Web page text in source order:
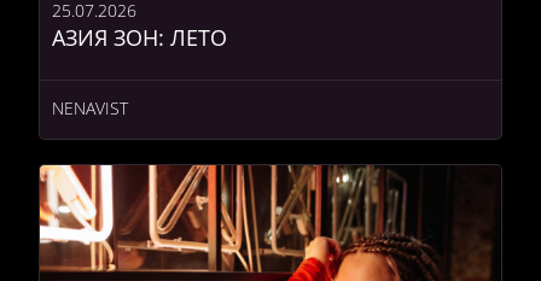
АЗИЯ ЗОН: ЛЕТО
25.07.2026
NENAVIST